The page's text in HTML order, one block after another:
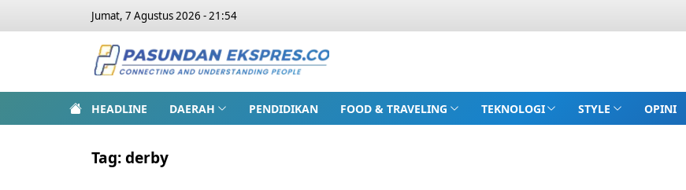
Jumat, 7 Agustus 2026 - 21:54
HEADLINE DAERAH PENDIDIKAN FOOD & TRAVELING TEKNOLOGI STYLE OPINI
Tag:derby